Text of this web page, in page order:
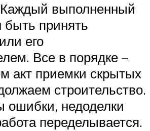
выполненный
быть принять
его
Все в порядке –
акт приемки скрытых
строительство.
ошибки, недоделки
переделывается.